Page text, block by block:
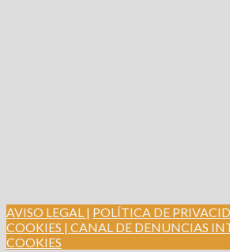
AVISO LEGAL | POLÍTICA DE
COOKIES | CANAL DE DENUNCIAS
COOKIES